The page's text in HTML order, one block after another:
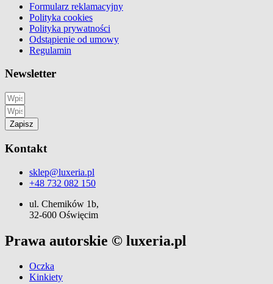
Formularz reklamacyjny
Polityka cookies
Polityka prywatności
Odstąpienie od umowy
Regulamin
Newsletter
Zapisz
Kontakt
sklep@luxeria.pl
+48 732 082 150
ul. Chemików 1b,
32-600 Oświęcim
Prawa autorskie © luxeria.pl
Oczka
Kinkiety